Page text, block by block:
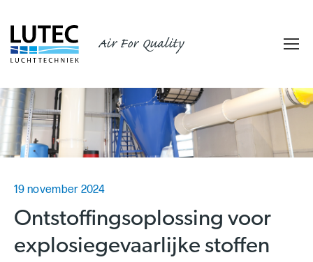
Air For Quality
19 november 2024
Ontstoffingsoplossing voor
explosiegevaarlijke stoffen